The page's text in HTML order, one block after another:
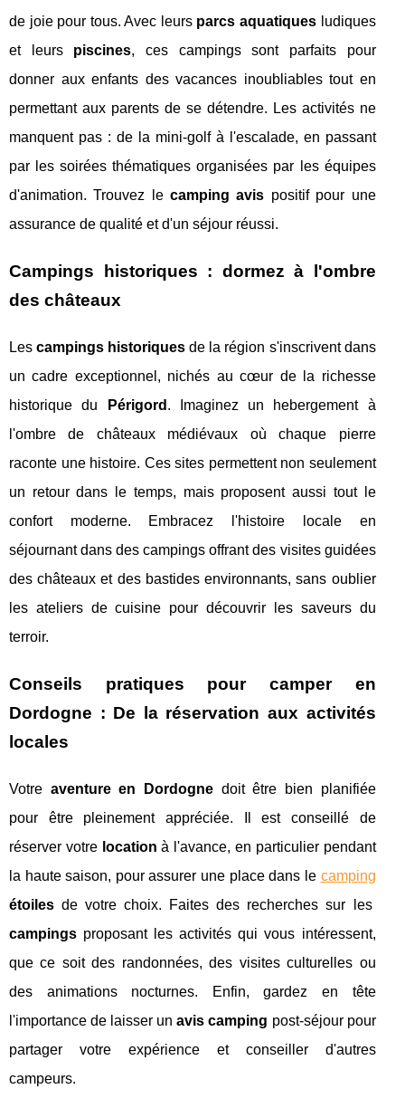
de joie pour tous. Avec leurs parcs aquatiques ludiques
et leurs piscines, ces campings sont parfaits pour
donner aux enfants des vacances inoubliables tout en
permettant aux parents de se détendre. Les activités ne
manquent pas : de la mini-golf à l'escalade, en passant
par les soirées thématiques organisées par les équipes
d'animation. Trouvez lecamping avis positif pour une
assurance de qualité et d'un séjour réussi.
Campings historiques : dormez à l'ombre
des châteaux
Lescampings historiques de la région s'inscrivent dans
un cadre exceptionnel, nichés au cœur de la richesse
historique du
Périgord . Imaginez un hebergement à
l'ombre de châteaux médiévaux où chaque pierre
raconte une histoire. Ces sites permettent non seulement
un retour dans le temps, mais proposent aussi tout le
confort moderne. Embracez l'histoire locale en
séjournant dans des campings offrant des visites guidées
des châteaux et des bastides environnants, sans oublier
les ateliers de cuisine pour découvrir les saveurs du
terroir.
Conseils pratiques pour camper en
Dordogne : De la réservation aux activités
locales
Votre aventure en Dordognedoit être bien planifiée
pour être pleinement appréciée. Il est conseillé de
réserver votre location à l'avance, en particulier pendant
la haute saison, pour assurer une place dans le camping
étoiles de votre choix. Faites des recherches sur les
campings proposant les activités qui vous intéressent,
que ce soit des randonnées, des visites culturelles ou
des animations nocturnes. Enfin, gardez en tête
l'importance de laisser unavis camping post-séjour pour
partager votre expérience et conseiller d'autres
campeurs.